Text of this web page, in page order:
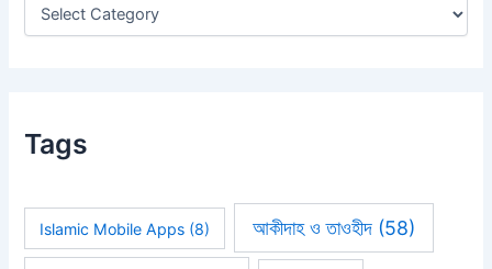
Tags
Islamic Mobile Apps (8) আকীদাহ ও তাওহীদ(58)